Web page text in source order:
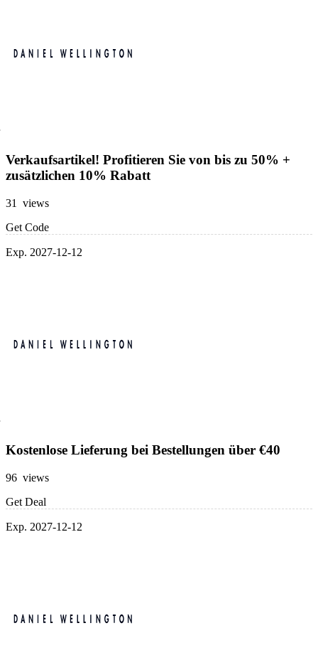
Verkaufsartikel! Profitieren Sie von bis zu 50% +
zusätzlichen 10% Rabatt
31 views
Get Code
Exp. 2027-12-12
Kostenlose Lieferung bei Bestellungen über €40
96 views
Get Deal
Exp. 2027-12-12